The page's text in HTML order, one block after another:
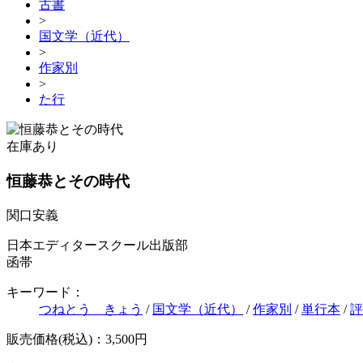
古書
>
国文学（近代）
>
作家別
>
た行
在庫あり
恒藤恭とその時代
関口安義
日本エディタースクール出版部
函帯
キーワード：
つねとう きょう / 国文学（近代） /作家別 /単行本 /
販売価格(税込)：3,500円